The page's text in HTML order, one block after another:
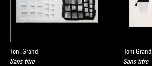
Toni Grand
Sans titre
Toni Grand
Sans titre